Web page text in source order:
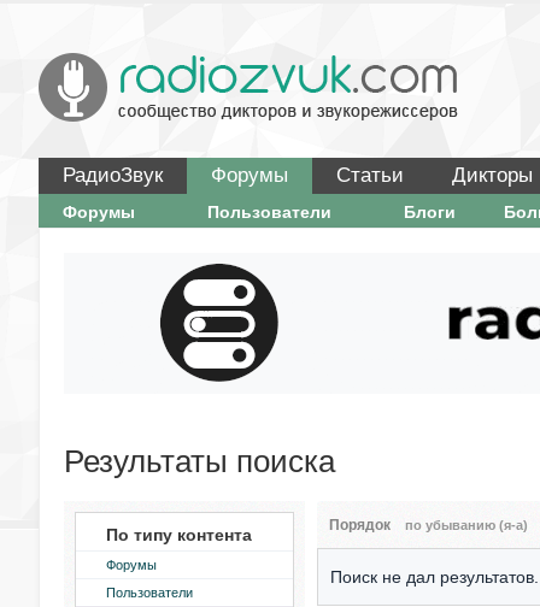
РадиоЗвук Форумы Статьи Дикторы
Форумы Пользователи Блоги
Результаты поиска
По типу контента
Форумы
Пользователи
Порядок по убыванию (я-а)
Поиск не дал результатов.